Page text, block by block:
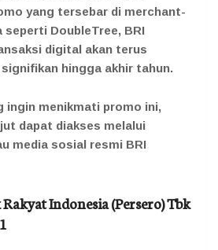
yang tersebar di merchant-
DoubleTree, BRI
digital akan terus
hingga akhir tahun.
ingin menikmati promo ini,
dapat diakses melalui
media sosial resmi BRI
Indonesia (Persero) Tbk